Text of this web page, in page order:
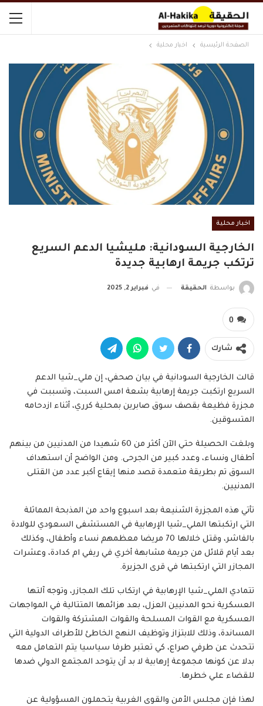
الصفحة الرئيسية اخبار محلية
اخبار محلية
الخارجية السودانية: مليشيا الدعم السريع
ترتكب جريمة ارهابية جديدة
بواسطة الحقيقة في فبراير 2, 2025
0
شارك
قالت الخارجية السودانية في بيان صحفي، إن ملي_شيا الدعم
السريع ارتكبت جريمة إرهابية بشعة امس السبت، وتسببت في
مجزرة فظيعة بقصف سوق صابرين بمحلية كرري، أثناء ازدحامه
المتسوقين.
وبلغت الحصيلة حتي الآن أكثر من 60 شهيدا من المدنيين من بينهم
أطفال ونساء، وعدد كبير من الجرحى. ومن الواضح أن استهداف
السوق تم بطريقة متعمدة قصد منها إيقاع أكبر عدد من القتلى
المدنيين.
تأتي هذه المجزرة الشنيعة بعد اسبوع واحد من المذبحة المماثلة
التي ارتكبتها الملي_شيا الإرهابية في المستشفى السعودي للولادة
بالفاشر، وقتل خلالها 70 مريضا معظمهم نساء وأطفال، وكذلك
بعد أيام قلائل من جريمة مشابهة أخري في ريفي ام كدادة، وعشرات
المجازر التي ارتكبتها في قرى الجزيرة.
تتمادي الملي_شيا الإرهابية في ارتكاب تلك المجازر، وتوجه آلتها
العسكرية نحو المدنيين العزل، بعد هزائمها المتتالية في المواجهات
العسكرية مع القوات المسلحة والقوات المشتركة والقوات
المساندة، وذلك للابتزاز وتوظيف النهج الخاطئ للأطراف الدولية التي
تتحدث عن طرفي صراع، كي تعتبر طرفا سياسيا يتم التعامل معه
بدلا عن كونها مجموعة إرهابية لا بد أن يتوحد المجتمع الدولي ضدها
للقضاء علي خطرها.
لهذا فإن مجلس الأمن والقوى الغربية يتحملون المسؤولية عن